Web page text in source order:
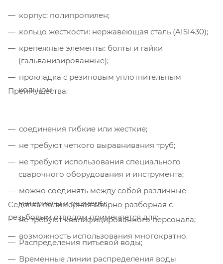
корпус: полипропилен;
кольцо жесткости: нержавеющая сталь (AISI430);
крепежные элементы: болты и гайки
(гальванизированные);
прокладка с резиновым уплотнительным
кольцом.
Преимущества:
соединения гибкие или жесткие;
не требуют четкого выравнивания труб;
не требуют использования специального
сварочного оборудования и инструмента;
можно соединять между собой различные
материалы и размеры;
не требуют квалифицированного персонала;
возможность использования многократно.
Седелка полимерная сборно разборная с
резьбовым отводом применяется для:
Распределения питьевой воды;
Временные линии распределения воды